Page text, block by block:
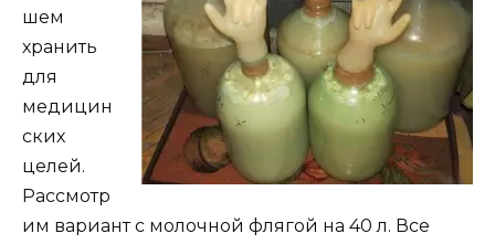
шем
хранить
для
медицин
ских
целей.
Рассмотр
им вариант с молочной флягой на 40 л. Все